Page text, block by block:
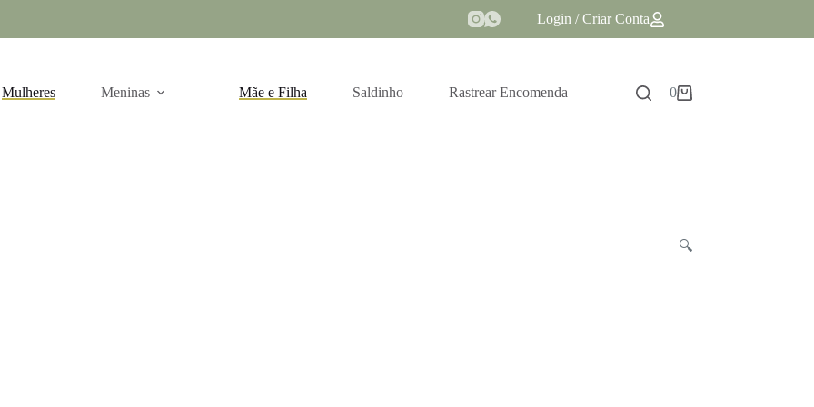
Login / Criar Conta
Mulheres Meninas Mãe e Filha Saldinho Rastrear Encomenda Carrinho
0
🔍